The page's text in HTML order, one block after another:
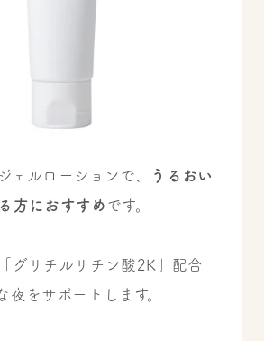
ェルローションで、
うるおい
方におすすめ です。
グリチルリチン酸2K」配合
夜をサポートします。